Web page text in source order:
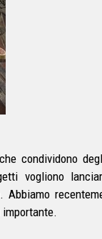
condividono
vogliono